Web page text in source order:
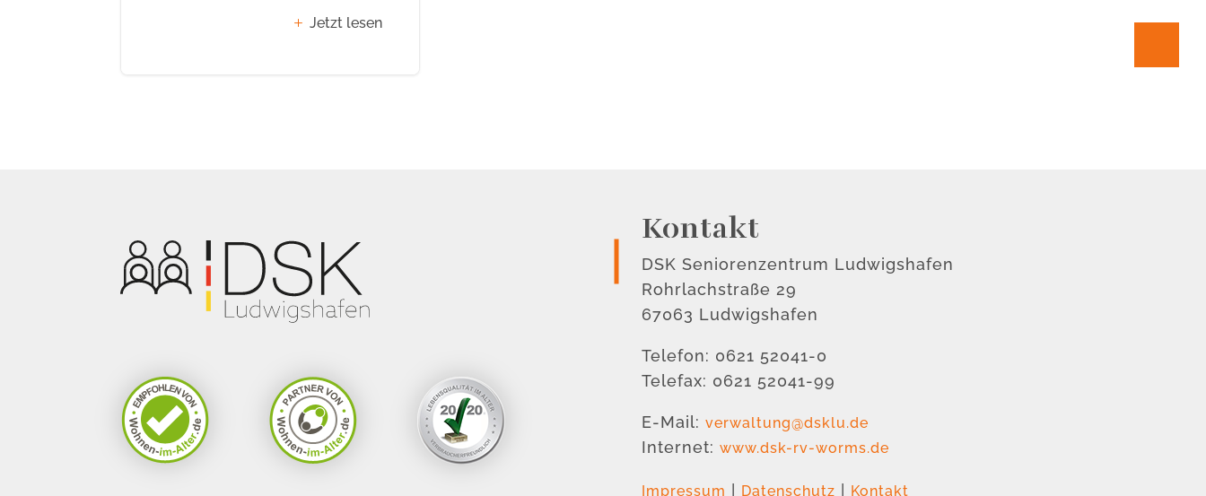
Jetzt lesen
Kontakt
DSK Seniorenzentrum Ludwigshafen
Rohrlachstraße 29
67063 Ludwigshafen
Telefon: 0621 52041-0
Telefax: 0621 52041-99
E-Mail: verwaltung@dsklu.de
Internet: www.dsk-rv-worms.de
Impressum Datenschutz Kontakt